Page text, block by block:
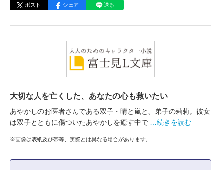
ポスト シェア 送る
大切な人を亡くした、あなたの心も救いたい
あやかしのお医者さんである双子・晴と嵐と、弟子の莉莉。彼女
は双子とともに傷ついたあやかしを癒す中で
…続きを読む
※画像は表紙及び帯等、実際とは異なる場合があります。